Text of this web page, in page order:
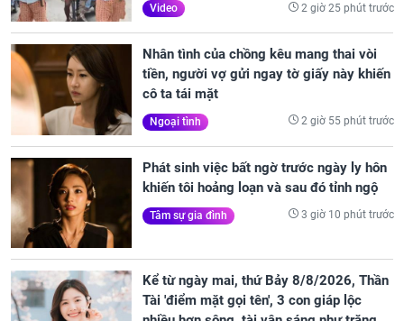
Video 2 giờ 25 phút trước
Nhân tình của chồng kêu mang thai vòi
tiền, người vợ gửi ngay tờ giấy này khiến
cô ta tái mặt
Ngoại tình 2 giờ 55 phút trước
Phát sinh việc bất ngờ trước ngày ly hôn
khiến tôi hoảng loạn và sau đó tỉnh ngộ
Tâm sự gia đình 3 giờ 10 phút trước
Kể từ ngày mai, thứ Bảy 8/8/2026, Thần
Tài 'điểm mặt gọi tên', 3 con giáp lộc